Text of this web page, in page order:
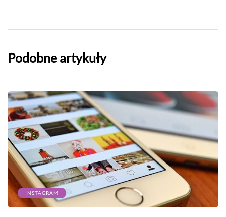
Podobne artykuły
INSTAGRAM